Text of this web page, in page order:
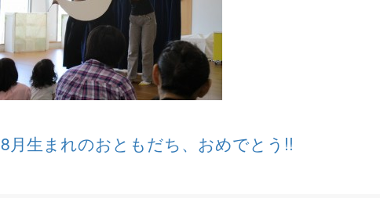
8月生まれのおともだち、おめでとう!!